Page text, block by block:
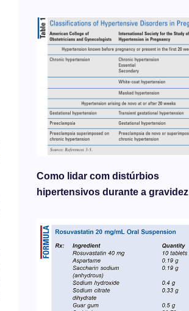
Como lidar com distúrbios
hipertensivos durante a gravidez